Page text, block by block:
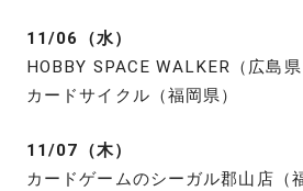
11/06（水）
HOBBY SPACE WALKER（広島県
カードサイクル（福岡県）
11/07（木）
カードゲームのシーガル郡山店（